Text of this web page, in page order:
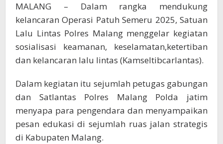
MALANG – Dalam rangka mendukung
kelancaran Operasi Patuh Semeru 2025, Satuan
Lalu Lintas Polres Malang menggelar kegiatan
sosialisasi keamanan, keselamatan,ketertiban
dan kelancaran lalu lintas (Kamseltibcarlantas).
Dalam kegiatan itu sejumlah petugas gabungan
dan Satlantas Polres Malang Polda jatim
menyapa para pengendara dan menyampaikan
pesan edukasi di sejumlah ruas jalan strategis
di Kabupaten Malang.